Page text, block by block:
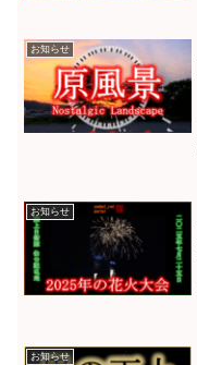
お知らせ
お知らせ
お知らせ